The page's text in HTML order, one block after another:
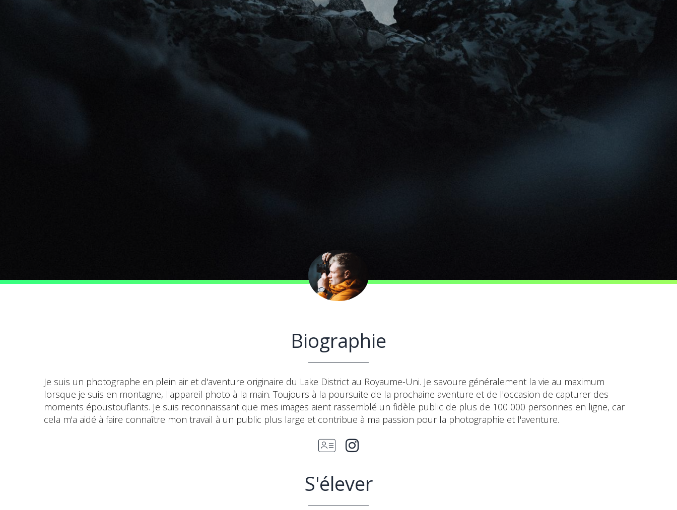
Biographie
Je suis un photographe en plein air et d'aventure originaire du Lake District au Royaume-Uni. Je savoure généralement la vie au maximum
lorsque je suis en montagne, l'appareil photo à la main. Toujours à la poursuite de la prochaine aventure et de l'occasion de capturer des
moments époustouflants. Je suis reconnaissant que mes images aient rassemblé un fidèle public de plus de 100 000 personnes en ligne, car
cela m'a aidé à faire connaître mon travail à un public plus large et contribue à ma passion pour la photographie et l'aventure.
S'élever